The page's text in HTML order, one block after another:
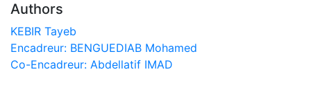
Authors
KEBIR Tayeb
Encadreur: BENGUEDIAB Mohamed
Co-Encadreur: Abdellatif IMAD